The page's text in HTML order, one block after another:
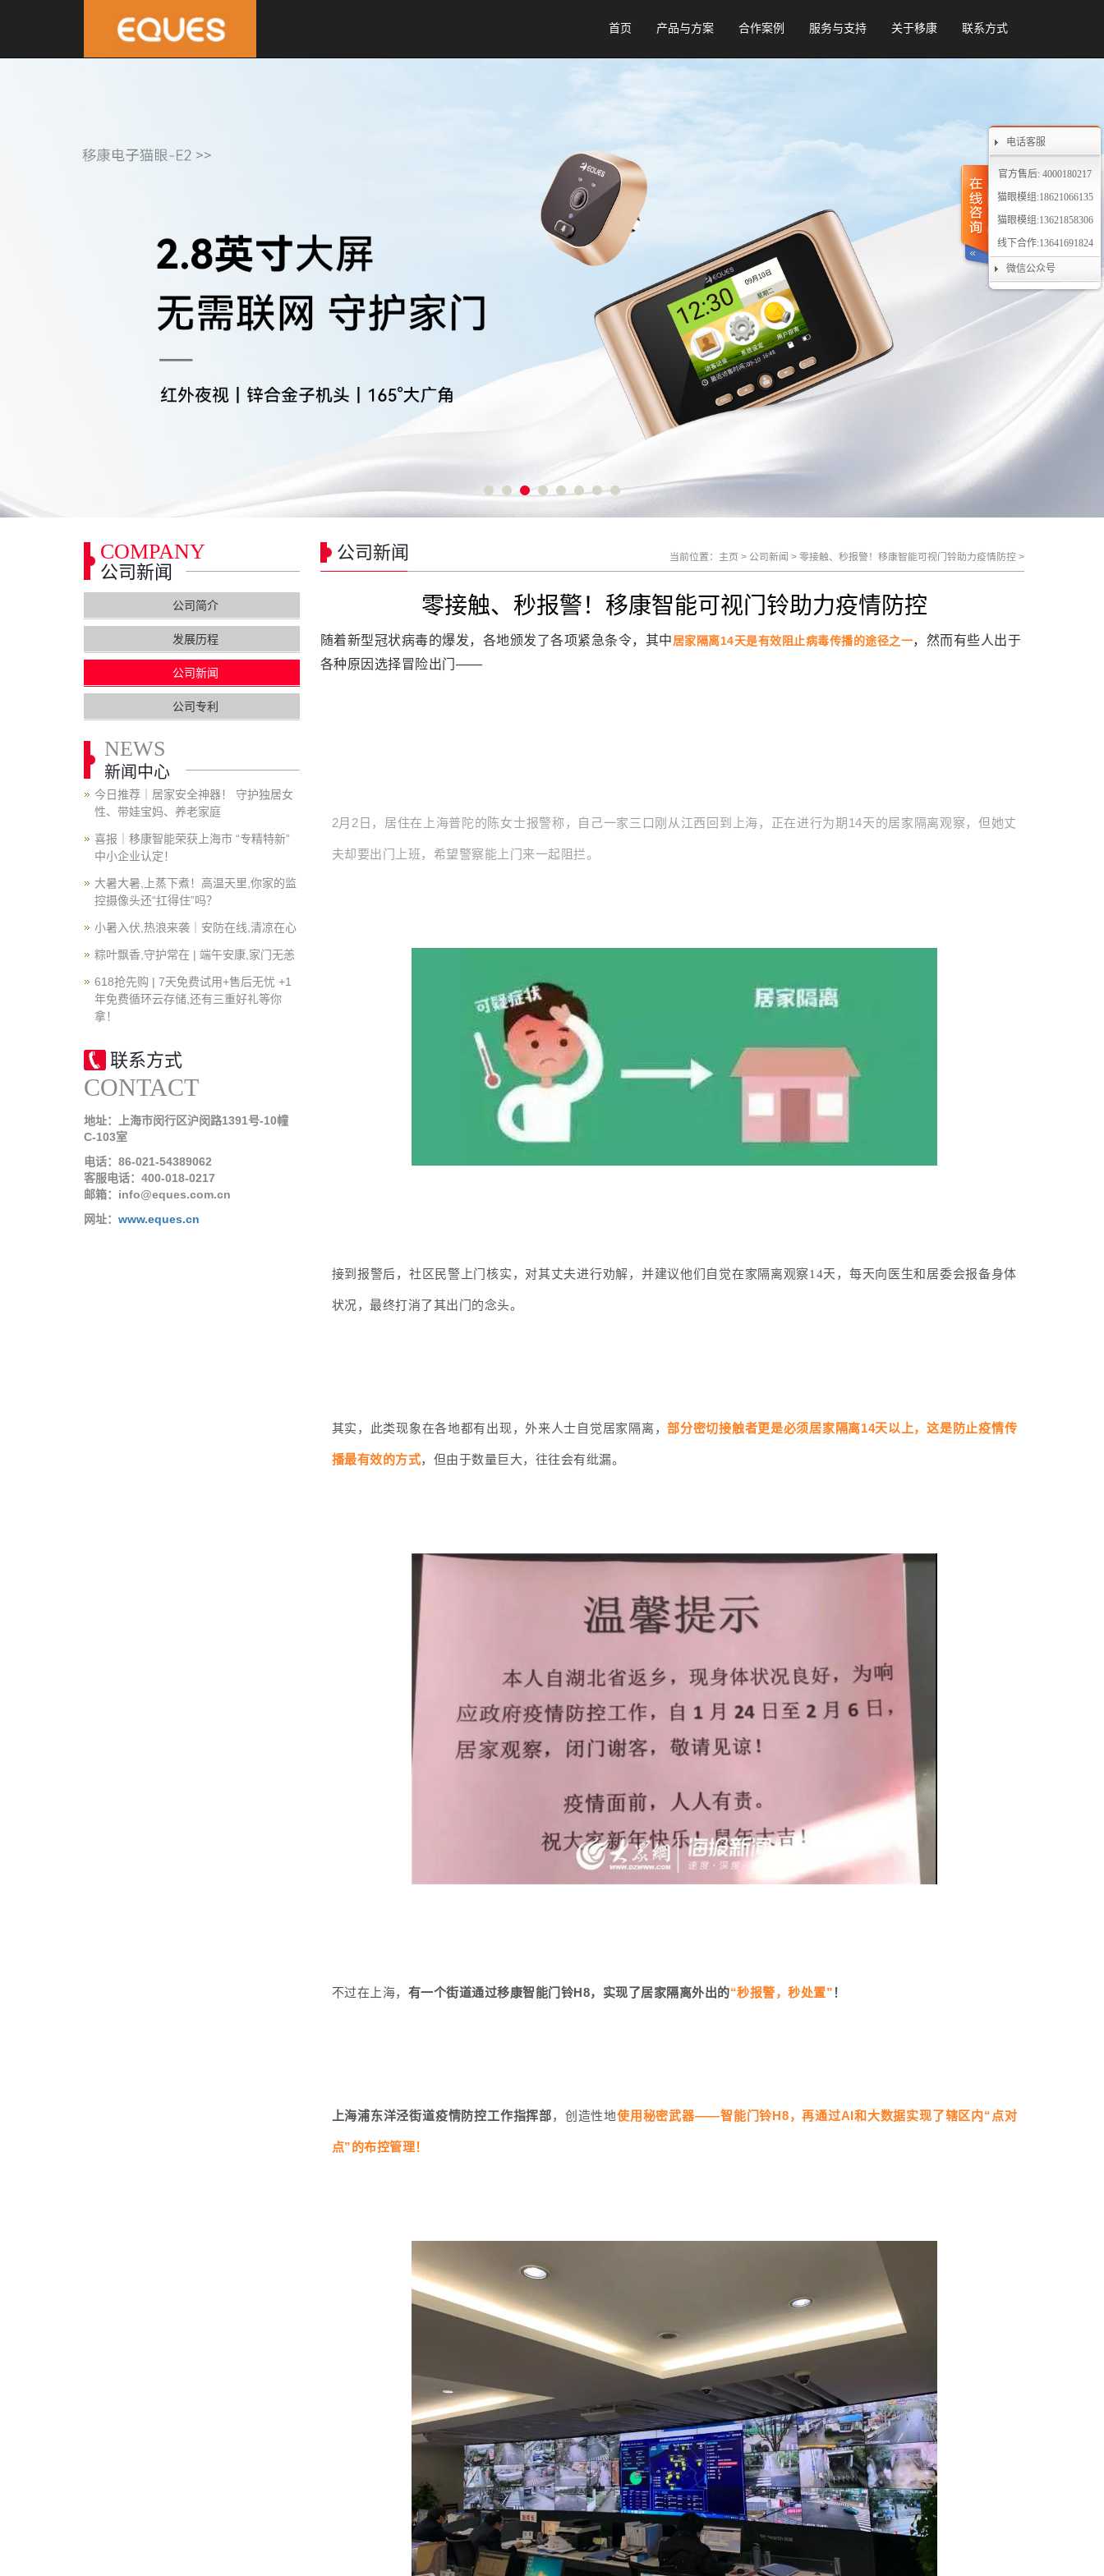
电话客服
官方售后: 4000180217
猫眼模组:18621066135
猫眼模组:13621858306
线下合作:13641691824
微信公众号
首页 产品与方案 合作案例 服务与支持 关于移康 联系方式
公司新闻 当前位置： 主页 > 公司新闻 > 零接触、秒报警！移康智能可视门铃助力疫情防控 >
零接触、秒报警！移康智能可视门铃助力疫情防控
随着新型冠状病毒的爆发，各地颁发了各项紧急条令，其中居家隔离14天是有效阻止病毒传播的途径之一，然而有些人出于
各种原因选择冒险出门——
2月2日，居住在上海普陀的陈女士报警称，自己一家三口刚从江西回到上海，正在进行为期14天的居家隔离观察，但她丈
夫却要出门上班，希望警察能上门来一起阻拦。
接到报警后，社区民警上门核实，对其丈夫进行劝解，并建议他们自觉在家隔离观察14天，每天向医生和居委会报备身体
状况，最终打消了其出门的念头。
其实，此类现象在各地都有出现，外来人士自觉居家隔离，部分密切接触者更是必须居家隔离14天以上，这是防止疫情传
播最有效的方式，但由于数量巨大，往往会有纰漏。
不过在上海， 有一个街道通过移康智能门铃H8，实现了居家隔离外出的“秒报警，秒处置” ！
上海浦东洋泾街道疫情防控工作指挥部，创造性地使用秘密武器——智能门铃H8，再通过AI和大数据实现了辖区内“点对
点”的布控管理！
COMPANY
公司新闻
公司简介
发展历程
公司新闻
公司专利
NEWS
新闻中心
今日推荐｜居家安全神器！ 守护独居女
性、带娃宝妈、养老家庭
喜报｜移康智能荣获上海市 “专精特新”
中小企业认定！
大暑大暑,上蒸下煮！高温天里,你家的监
控摄像头还“扛得住”吗？
小暑入伏,热浪来袭｜安防在线,清凉在心
粽叶飘香,守护常在 | 端午安康,家门无恙
618抢先购 | 7天免费试用+售后无忧 +1
年免费循环云存储,还有三重好礼等你
拿！
联系方式
CONTACT
地址：上海市闵行区沪闵路1391号-10幢
C-103室
电话：86-021-54389062
客服电话：400-018-0217
邮箱：info@eques.com.cn
网址： www.eques.cn